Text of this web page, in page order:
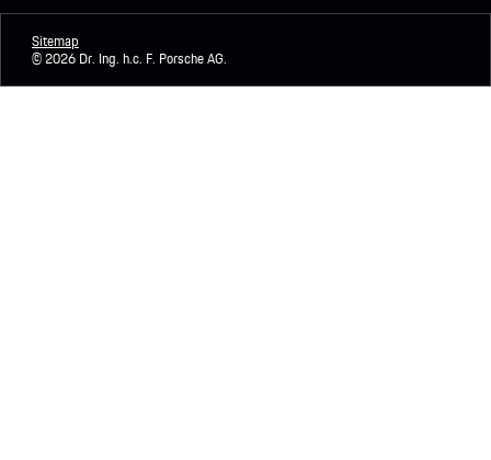
©2026 Dr. Ing. h.c. F. Porsche AG.
Sitemap